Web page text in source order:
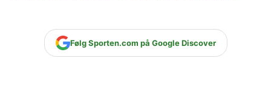
Følg Sporten.com på Google Discover